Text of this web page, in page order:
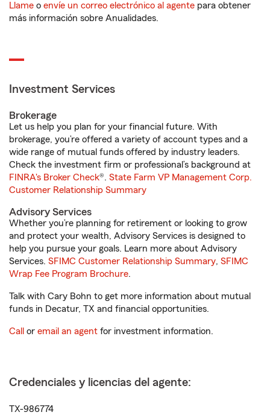
Llame o envíe un correo electrónico al agente para obtener
más información sobre Anualidades.
Investment Services
Brokerage
Let us help you plan for your financial future. With
brokerage, you’re offered a variety of account types and a
wide range of mutual funds offered by industry leaders.
Check the investment firm or professional’s background at
FINRA's Broker Check®. State Farm VP Management Corp.
Customer Relationship Summary
Advisory Services
Whether you’re planning for retirement or looking to grow
and protect your wealth, Advisory Services is designed to
help you pursue your goals. Learn more about Advisory
Services. SFIMC Customer Relationship Summary, SFIMC
Wrap Fee Program Brochure.
Talk with Cary Bohn to get more information about mutual
funds in Decatur, TX and financial opportunities.
Call or email an agent for investment information.
Credenciales y licencias del agente:
TX-986774